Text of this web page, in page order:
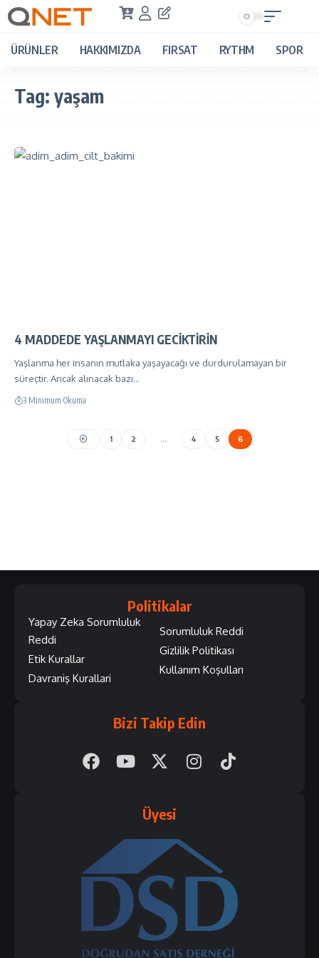
ÜRÜNLER HAKKIMIZDA FIRSAT RYTHM SPOR
Tag: yaşam
4 MADDEDE YAŞLANMAYI GECİKTİRİN
Yaşlanma her insanın mutlaka yaşayacağı ve durdurulamayan bir
süreçtir. Ancak alınacak bazı…
3 Minimum Okuma
1 2 … 4 5 6
Politikalar
Yapay Zeka Sorumluluk
Reddi
Etik Kurallar
Davraniş Kurallari
Sorumluluk Reddi
Gizlilik Politikası
Kullanım Koşulları
Bizi Takip Edin
Üyesi